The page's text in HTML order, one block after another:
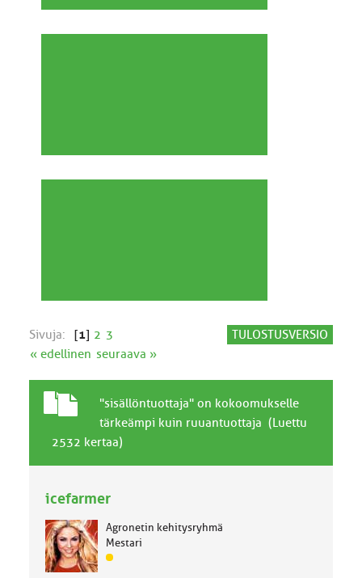
TULOSTUSVERSIO
Sivuja: [1] 2 3
« edellinen seuraava »
a
l
i
e
n
a
A
i
h
"sisällöntuottaja" on kokoomukselle
tärkeämpi kuin ruuantuottaja (Luettu
2532 kertaa)
icefarmer
Agronetin kehitysryhmä
Mestari
J